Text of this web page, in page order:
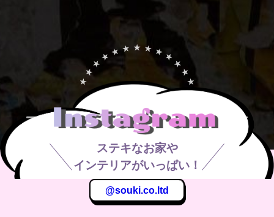
ステキなお家や
インテリアがいっぱい！
@souki.co.ltd